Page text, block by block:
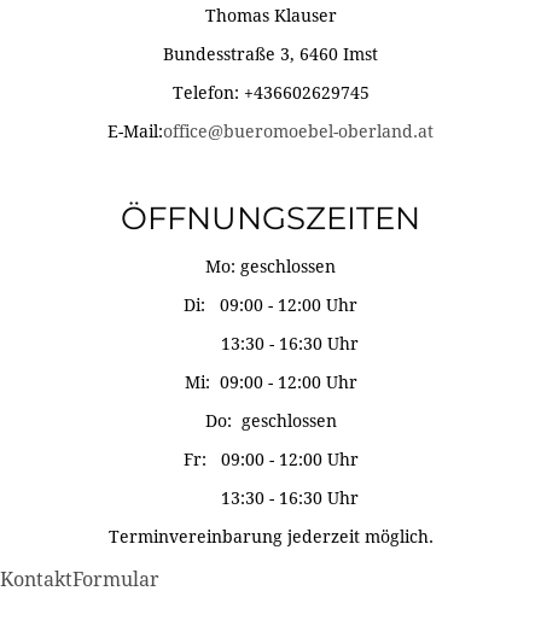
Thomas Klauser
Bundesstraße 3, 6460 Imst
Telefon: +436602629745
E-Mail:office@bueromoebel-oberland.at
ÖFFNUNGSZEITEN
Mo: geschlossen
Di: 09:00 - 12:00 Uhr
13:30 - 16:30 Uhr
Mi: 09:00 - 12:00 Uhr
Do: geschlossen
Fr: 09:00 - 12:00 Uhr
13:30 - 16:30 Uhr
Terminvereinbarung jederzeit möglich.
KontaktFormular